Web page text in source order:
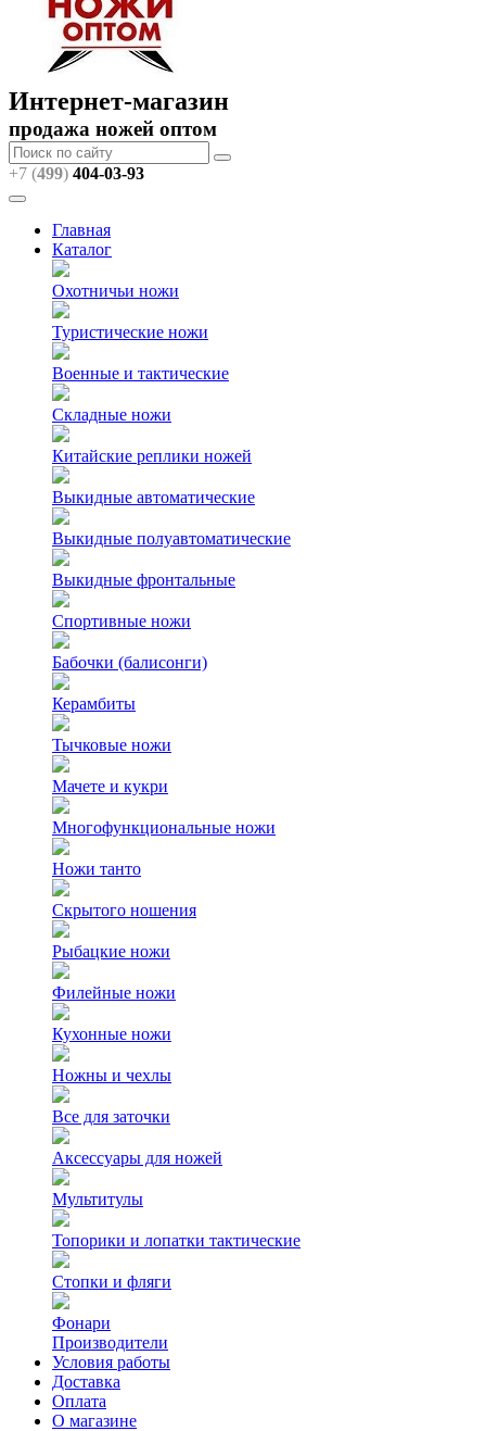
Интернет-магазин
продажа ножей оптом
+7 (499) 404-03-93
Главная
Каталог
Охотничьи ножи
Туристические ножи
Военные и тактические
Складные ножи
Китайские реплики ножей
Выкидные автоматические
Выкидные полуавтоматические
Выкидные фронтальные
Спортивные ножи
Бабочки (балисонги)
Керамбиты
Тычковые ножи
Мачете и кукри
Многофункциональные ножи
Ножи танто
Скрытого ношения
Рыбацкие ножи
Филейные ножи
Кухонные ножи
Ножны и чехлы
Все для заточки
Аксессуары для ножей
Мультитулы
Топорики и лопатки тактические
Стопки и фляги
Фонари
Производители
Условия работы
Доставка
Оплата
О магазине